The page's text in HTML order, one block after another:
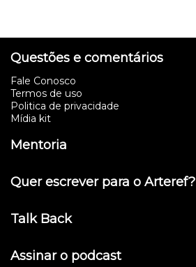
Questões e comentários
Fale Conosco
Termos de uso
Politica de privacidade
Mídia kit
Mentoria
Quer escrever para o Arteref?
Talk Back
Assinar o podcast